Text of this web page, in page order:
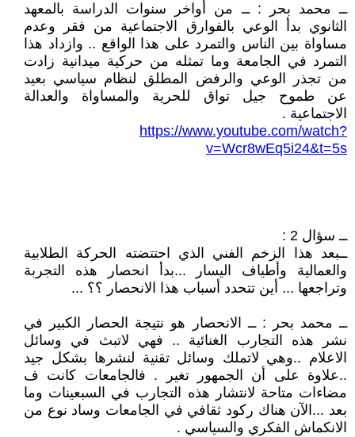
ــ محمد بحر : ــ من أواخر سنوات الدراسة بالمعهد
الثانوي بدأ الوعي بالفوارق الاجتماعية من فقر وعدم
مساواة بين الناس والتمرد على هذا الواقع .. وازداد هذا
التمرد في الجامعة وما تمثله من حركية ميدانية زادت
من تجذر الوعي والرفض المطلق لنظام سياسي بعيد
عن طموح جيل تواق للحرية والمساواة والعدالة
الاجتماعية .
https://www.youtube.com/watch?
v=Wcr8wEq5i24&t=5s
ــ سؤال 2 :
ــبعد هذا الزخم الفني الذي احتتضته الحركة الطلابية
والعمالية وأطياف اليسار ...بدأ انحصار هذه التجربة
وتراجعها ... أين تتحدد أسباب هذا الانحصار ؟؟ ...
ــ محمد بحر : ــ الانحصار هو نتيجة الحصار الكبير في
نشر هذه التجارب الغنائية .. فهي لاتبث في وسائل
الاعلام ..وهي لاتملك وسائل تقنية لنشرها بشكل جيد
..علاوة على أن الجمهور تغير . فالجامعات كانت ف
مضاءات متاحة لانتشار هذه التجارب في السبعينات وما
بعد ...الآن هناك ركود ثقافي في الجامعات وساد نوع من
الانكماش الفكري والسياسي .